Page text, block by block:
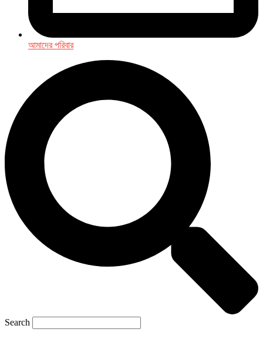
আমাদের পরিবার
Search